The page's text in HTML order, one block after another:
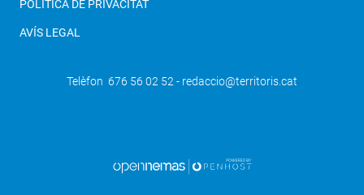
POLÍTICA DE PRIVACITAT
AVÍS LEGAL
Telèfon 676 56 02 52 - redaccio@territoris.cat